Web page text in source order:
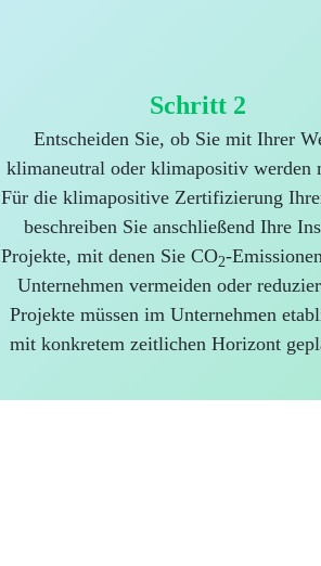
Schritt 2
Entscheiden Sie, ob Sie mit Ihrer
klimaneutral oder klimapositiv werden
Für die klimapositive Zertifizierung
beschreiben Sie anschließend Ihre
Projekte, mit denen Sie CO2-
Unternehmen vermeiden oder
Projekte müssen im Unternehmen
mit konkretem zeitlichen Horizont